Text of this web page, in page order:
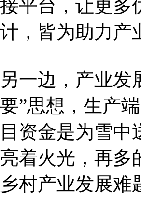
接平台，让更
计，皆为助力产
另一边，产业发
要”思想，生产
目资金是为雪
亮着火光，再多
乡村产业发展难